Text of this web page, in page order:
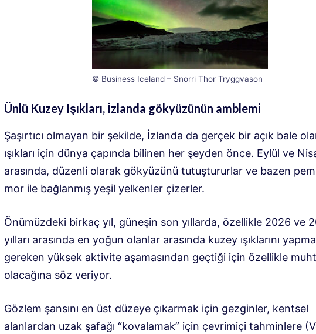
© Business Iceland – Snorri Thor Tryggvason
Ünlü Kuzey Işıkları, İzlanda gökyüzünün amblemi
Şaşırtıcı olmayan bir şekilde, İzlanda da gerçek bir açık bale
ışıkları için dünya çapında bilinen her şeyden önce. Eylül ve
arasında, düzenli olarak gökyüzünü tutuştururlar ve bazen
mor ile bağlanmış yeşil yelkenler çizerler.
Önümüzdeki birkaç yıl, güneşin son yıllarda, özellikle 2026 ve
yılları arasında en yoğun olanlar arasında kuzey ışıklarını
gereken yüksek aktivite aşamasından geçtiği için özellikle
olacağına söz veriyor.
Gözlem şansını en üst düzeye çıkarmak için gezginler, kentsel
alanlardan uzak şafağı “kovalamak” için çevrimiçi tahminlere